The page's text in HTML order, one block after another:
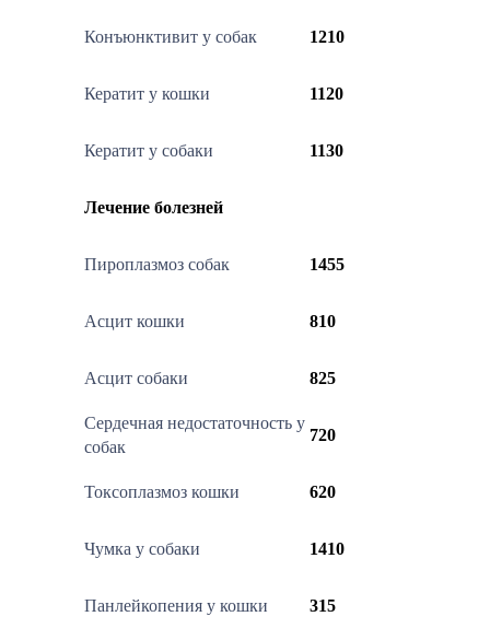
Конъюнктивит у собак 1210
Кератит у кошки 1120
Кератит у собаки 1130
Лечение болезней
Пироплазмоз собак 1455
Асцит кошки 810
Асцит собаки 825
Сердечная недостаточность у
собак
720
Токсоплазмоз кошки 620
Чумка у собаки 1410
Панлейкопения у кошки 315